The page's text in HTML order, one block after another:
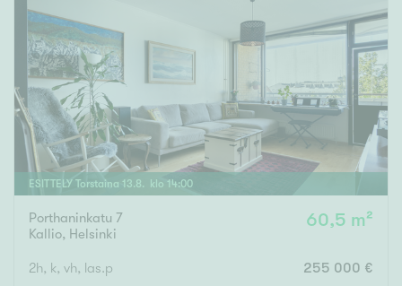
ESITTELY Torstaina 13.8 . klo 14:00
Porthaninkatu 7
Kallio, Helsinki
60,5 m²
2h, k, vh, las.p 255 000 €